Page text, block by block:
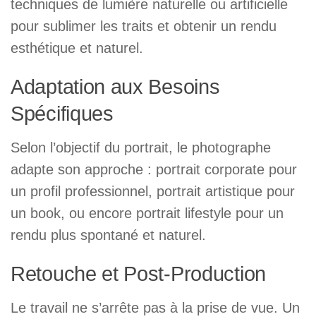
techniques de lumière naturelle ou artificielle
pour sublimer les traits et obtenir un rendu
esthétique et naturel.
Adaptation aux Besoins
Spécifiques
Selon l’objectif du portrait, le photographe
adapte son approche : portrait corporate pour
un profil professionnel, portrait artistique pour
un book, ou encore portrait lifestyle pour un
rendu plus spontané et naturel.
Retouche et Post-Production
Le travail ne s’arrête pas à la prise de vue. Un